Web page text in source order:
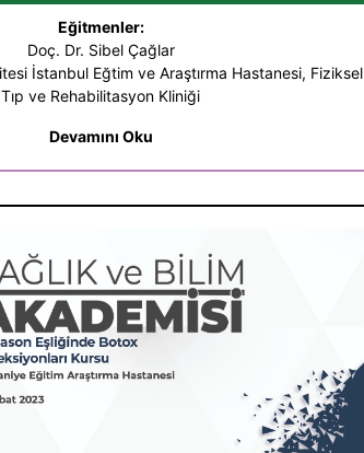
Eğitmenler:
Doç. Dr. Sibel Çağlar
İstanbul Eğtim ve Araştırma Hastanesi, Fiziksel
Tıp ve Rehabilitasyon Kliniği
Devamını Oku